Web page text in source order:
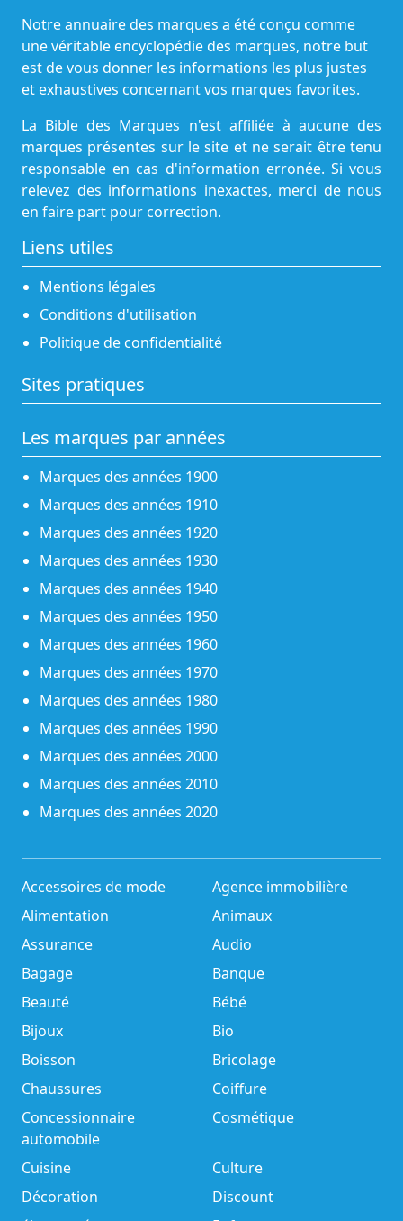
Notre annuaire des marques a été conçu comme
une véritable encyclopédie des marques, notre but
est de vous donner les informations les plus justes
et exhaustives concernant vos marques favorites.
La Bible des Marques n'est affiliée à aucune des
marques présentes sur le site et ne serait être tenu
responsable en cas d'information erronée. Si vous
relevez des informations inexactes, merci de nous
en faire part pour correction.
Liens utiles
Mentions légales
Conditions d'utilisation
Politique de confidentialité
Sites pratiques
Les marques par années
Marques des années 1900
Marques des années 1910
Marques des années 1920
Marques des années 1930
Marques des années 1940
Marques des années 1950
Marques des années 1960
Marques des années 1970
Marques des années 1980
Marques des années 1990
Marques des années 2000
Marques des années 2010
Marques des années 2020
Accessoires de mode
Agence immobilière
Alimentation
Animaux
Assurance
Audio
Bagage
Banque
Beauté
Bébé
Bijoux
Bio
Boisson
Bricolage
Chaussures
Coiffure
Concessionnaire
automobile
Cosmétique
Cuisine
Culture
Décoration
Discount